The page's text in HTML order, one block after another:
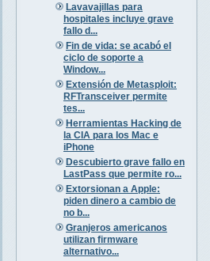
Lavavajillas para
hospitales incluye grave
fallo d...
Fin de vida: se acabó el
ciclo de soporte a
Window...
Extensión de Metasploit:
RFTransceiver permite
tes...
Herramientas Hacking de
la CIA para los Mac e
iPhone
Descubierto grave fallo en
LastPass que permite ro...
Extorsionan a Apple:
piden dinero a cambio de
no b...
Granjeros americanos
utilizan firmware
alternativo...